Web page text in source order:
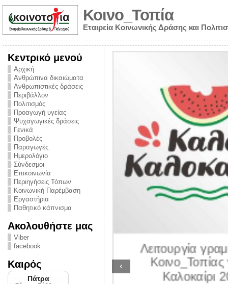
Κοινο_Τοπία
Εταιρεία Κοινωνικής Δράσης και
Κεντρικό μενού
Αρχική
Ανθρώπινα δικαιώματα
Ανθρωπιστικές δράσεις
Περιβάλλον
Πολιτισμός
Προαγωγή υγείας
Ψυχαγωγικές δράσεις
Γενικά
Προβολές
Παραγωγές
Ημερολόγιο
Σύνδεσμοι
Επικοινωνία
Περιηγήσεις Τόπων
Κοινωνική Παρέμβαση
Εργαστήρια
Παθητικό κάπνισμα
Ακολουθήστε μας
Viber
facebook
Καιρός
από την
την ημέρα
και
στο
2026
Λειτουργία
Κοινο_Τοπίας
Καλοκαίρι
‹